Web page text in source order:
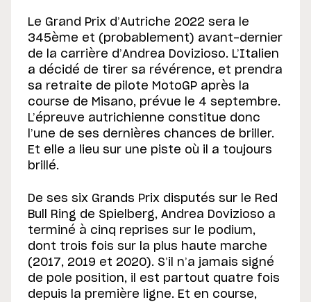
Le Grand Prix d’Autriche 2022 sera le
345ème et (probablement) avant-dernier
de la carrière d’Andrea Dovizioso. L’Italien
a décidé de tirer sa révérence, et prendra
sa retraite de pilote MotoGP après la
course de Misano, prévue le 4 septembre.
L’épreuve autrichienne constitue donc
l’une de ses dernières chances de briller.
Et elle a lieu sur une piste où il a toujours
brillé.
De ses six Grands Prix disputés sur le Red
Bull Ring de Spielberg, Andrea Dovizioso a
terminé à cinq reprises sur le podium,
dont trois fois sur la plus haute marche
(2017, 2019 et 2020). S’il n’a jamais signé
de pole position, il est partout quatre fois
depuis la première ligne. Et en course,